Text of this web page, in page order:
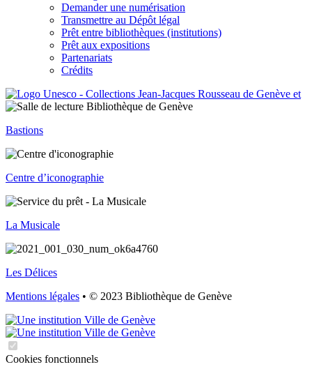
Demander une numérisation
Transmettre au Dépôt légal
Prêt entre bibliothèques (institutions)
Prêt aux expositions
Partenariats
Crédits
Bastions
Centre d’iconographie
La Musicale
Les Délices
Mentions légales • © 2023 Bibliothèque de Genève
Cookies fonctionnels